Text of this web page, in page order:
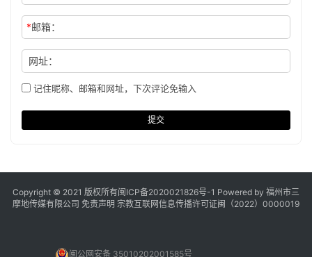
*邮箱：
网址：
记住昵称、邮箱和网址，下次评论免输入
提交
Copyright © 2021 版权所有闽ICP备2020021826号-1 Powered by 福州市三
摩地传媒有限公司 免责声明 宗教互联网信息传播许可证闽（2022）0000019
闽公网安备 35010202001585号